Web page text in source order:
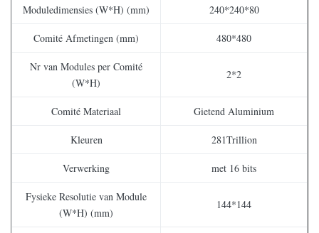
Moduledimensies (W*H) (mm) 240*240*80
Comité Afmetingen (mm) 480*480
Nr van Modules per Comité
(W*H)
2*2
Comité Materiaal Gietend Aluminium
Kleuren 281Trillion
Verwerking met 16 bits
Fysieke Resolutie van Module
(W*H) (mm)
144*144